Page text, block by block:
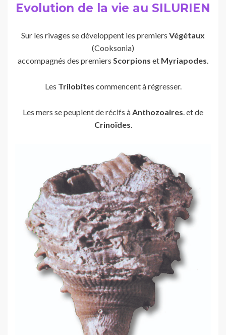
Evolution de la vie au SILURIEN
Sur les rivages se développent les premiers Végétaux
(Cooksonia)
accompagnés des premiers Scorpions et Myriapodes
Les Trilobites commencent à régresser.
Les mers se peuplent de récifs à Anthozoaires . et de
Crinoïdes